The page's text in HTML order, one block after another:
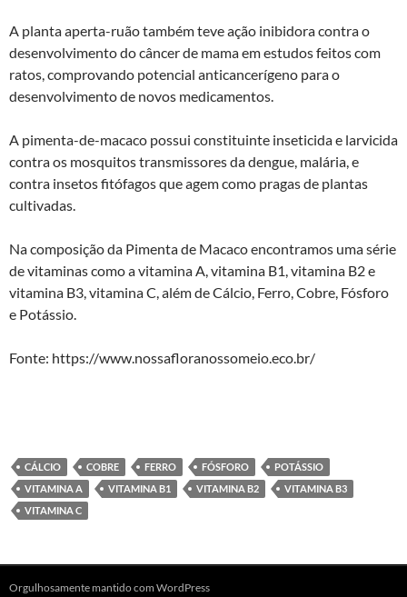
A planta aperta-ruão também teve ação inibidora contra o
desenvolvimento do câncer de mama em estudos feitos com
ratos, comprovando potencial anticancerígeno para o
desenvolvimento de novos medicamentos.
A pimenta-de-macaco possui constituinte inseticida e larvicida
contra os mosquitos transmissores da dengue, malária, e
contra insetos fitófagos que agem como pragas de plantas
cultivadas.
Na composição da Pimenta de Macaco encontramos uma série
de vitaminas como a vitamina A, vitamina B1, vitamina B2 e
vitamina B3, vitamina C, além de Cálcio, Ferro, Cobre, Fósforo
e Potássio.
Fonte: https://www.nossafloranossomeio.eco.br/
CÁLCIO COBRE FERRO FÓSFORO
POTÁSSIO
VITAMINA A
VITAMINA B1 VITAMINA B2
VITAMINA B3
VITAMINA C
Orgulhosamente mantido com WordPress